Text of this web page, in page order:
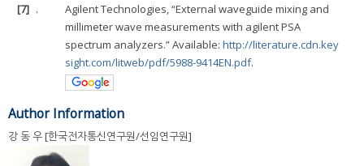
[7] .
Agilent Technologies, “External waveguide mixing and
millimeter wave measurements with agilent PSA
spectrum analyzers.” Available:http://literature.cdn.key
sight.com/litweb/pdf/5988-9414EN.pdf.
Author Information
강 동 우 [한국전자통신연구원/선임연구원]